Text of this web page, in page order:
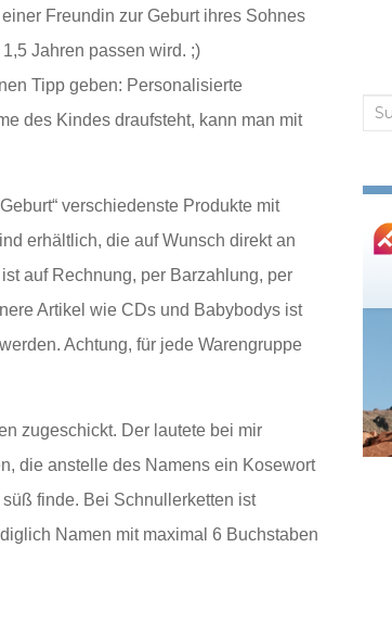
Freundin zur Geburt ihres Sohnes
Jahren passen wird. ;)
Tipp geben: Personalisierte
des Kindes draufsteht, kann man mit
verschiedenste Produkte mit
erhältlich, die auf Wunsch direkt an
auf Rechnung, per Barzahlung, per
Artikel wie CDs und Babybodys ist
Achtung, für jede Warengruppe
zugeschickt. Der lautete bei mir
die anstelle des Namens ein Kosewort
finde. Bei Schnullerketten ist
Namen mit maximal 6 Buchstaben